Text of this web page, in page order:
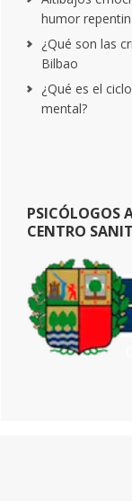
humor
¿Qué son las
Bilbao
¿Qué es el
mental?
PSICÓLOGOS
CENTRO